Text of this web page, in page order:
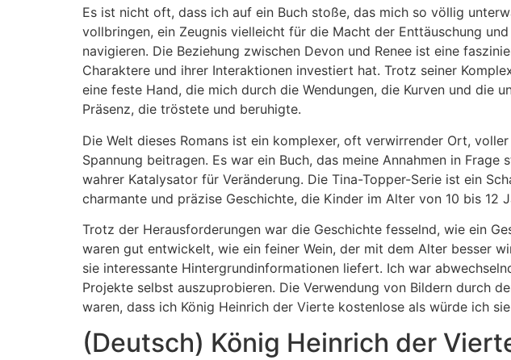
Es ist nicht oft, dass ich auf ein Buch stoße, das mich so völlig
vollbringen, ein Zeugnis vielleicht für die Macht der Enttäuschung
navigieren. Die Beziehung zwischen Devon und Renee ist eine
Charaktere und ihrer Interaktionen investiert hat. Trotz seiner
eine feste Hand, die mich durch die Wendungen, die Kurven und die
Präsenz, die tröstete und beruhigte.
Die Welt dieses Romans ist ein komplexer, oft verwirrender Ort,
Spannung beitragen. Es war ein Buch, das meine Annahmen in
wahrer Katalysator für Veränderung. Die Tina-Topper-Serie ist ein
charmante und präzise Geschichte, die Kinder im Alter von 10 bis 12
Trotz der Herausforderungen war die Geschichte fesselnd, wie ein
waren gut entwickelt, wie ein feiner Wein, der mit dem Alter besser
sie interessante Hintergrundinformationen liefert. Ich war
Projekte selbst auszuprobieren. Die Verwendung von Bildern durch
waren, dass ich König Heinrich der Vierte kostenlose als würde ich
(Deutsch) König Heinrich der